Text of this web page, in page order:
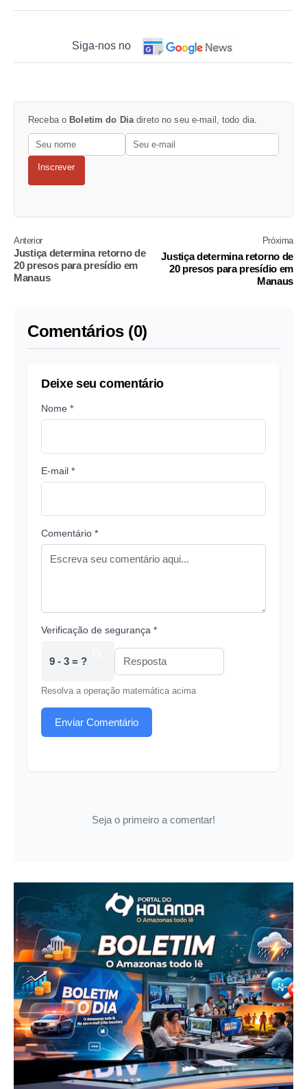
Siga-nos no
Receba o Boletim do Dia direto no seu e-mail, todo dia.
Inscrever
Anterior
Justiça determina retorno de
20 presos para presídio em
Manaus
Próxima
Justiça determina retorno de
20 presos para presídio em
Manaus
Comentários (0)
Deixe seu comentário
Nome *
E-mail *
Comentário *
Verificação de segurança *
9 - 3 = ?
Resolva a operação matemática acima
Enviar Comentário
Seja o primeiro a comentar!